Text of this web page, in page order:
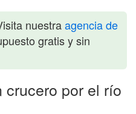
nuestraagencia de
gratis y sin
crucero por el río